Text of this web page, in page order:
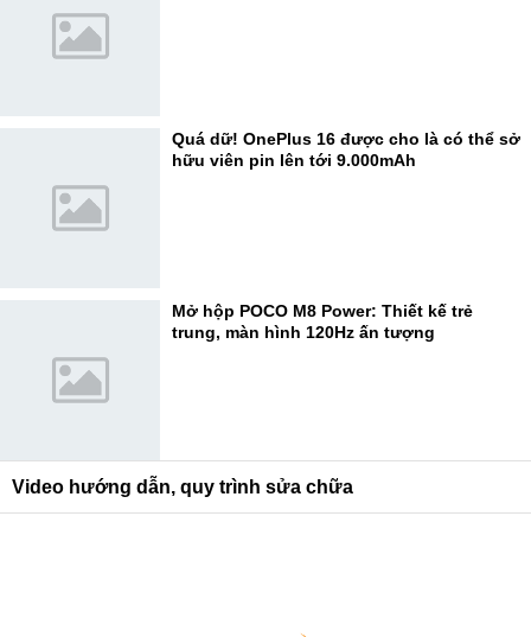
Quá dữ! OnePlus 16 được cho là có thể sở
hữu viên pin lên tới 9.000mAh
Mở hộp POCO M8 Power: Thiết kế trẻ
trung, màn hình 120Hz ấn tượng
Video hướng dẫn, quy trình sửa chữa